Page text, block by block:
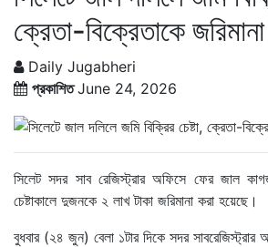
ক্রেতা-বিক্রেতাকে জরিমানা
Daily Jugabheri
প্রকাশিতJune 24, 2026
সিলেট সদর সাব রেজিস্ট্রার অফিসে ফের জাল
চেষ্টাকালে দুজনকে ২ লাখ টাকা জরিমানা করা হয়েছে।
বুধবার (২৪ জুন) বেলা ১টার দিকে সদর সাবরেজিস্ট্রার